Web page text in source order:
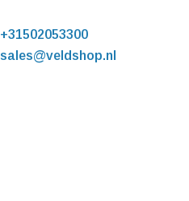
+31502053300
sales@veldshop.nl